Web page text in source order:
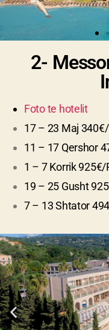
2-
Foto te hotelit
17 – 23 Maj
11 – 17 Qershor
1 – 7 Korrik 925€/
19 – 25 Gusht
7 – 13 Shtator